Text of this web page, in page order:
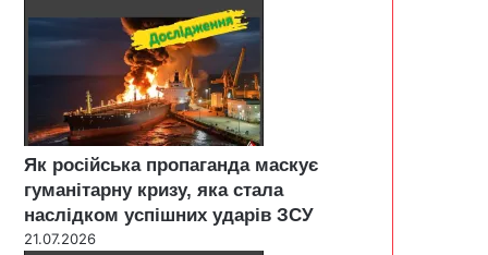
Як російська пропаганда маскує
гуманітарну кризу, яка стала
наслідком успішних ударів ЗСУ
21.07.2026